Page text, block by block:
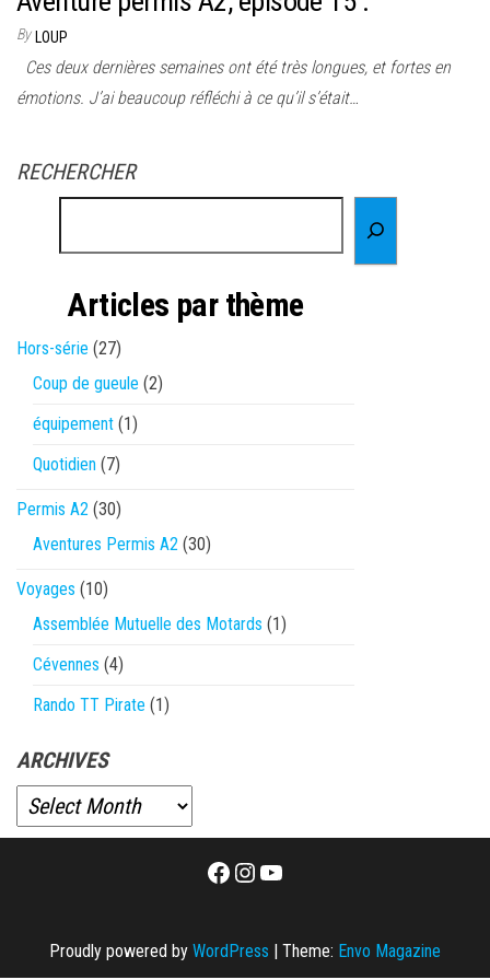
By LOUP
Ces deux dernières semaines ont été très longues, et fortes en
émotions. J’ai beaucoup réfléchi à ce qu’il s’était…
RECHERCHER
Articles par thème
Hors-série (27)
Coup de gueule (2)
équipement (1)
Quotidien (7)
Permis A2 (30)
Aventures Permis A2 (30)
Voyages (10)
Assemblée Mutuelle des Motards (1)
Cévennes (4)
Rando TT Pirate (1)
ARCHIVES
Facebook
Instagram
YouTube
Proudly powered by WordPress | Theme: Envo Magazine